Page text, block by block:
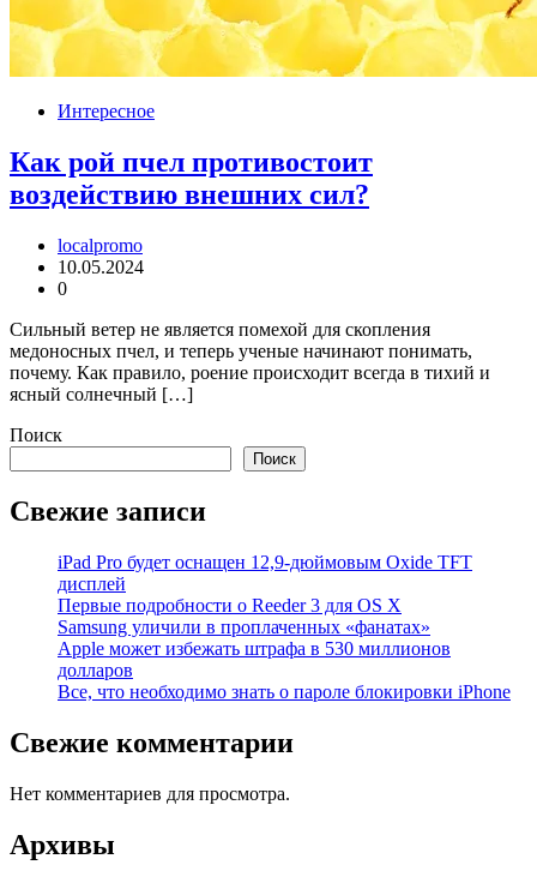
Интересное
Как рой пчел противостоит
воздействию внешних сил?
localpromo
10.05.2024
0
Сильный ветер не является помехой для скопления
медоносных пчел, и теперь ученые начинают понимать,
почему. Как правило, роение происходит всегда в тихий и
ясный солнечный […]
Поиск
Поиск
Свежие записи
iPad Pro будет оснащен 12,9-дюймовым Oxide TFT
дисплей
Первые подробности о Reeder 3 для OS X
Samsung уличили в проплаченных «фанатах»
Apple может избежать штрафа в 530 миллионов
долларов
Все, что необходимо знать о пароле блокировки iPhone
Свежие комментарии
Нет комментариев для просмотра.
Архивы